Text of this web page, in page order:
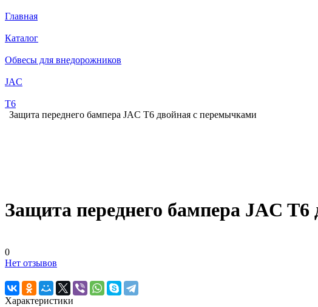
Главная
Каталог
Обвесы для внедорожников
JAC
T6
Защита переднего бампера JAC T6 двойная с перемычками
Защита переднего бампера JAC
0
Нет отзывов
Характеристики